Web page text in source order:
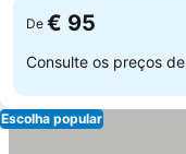
De € 95
Consulte os preços de
Escolha popular